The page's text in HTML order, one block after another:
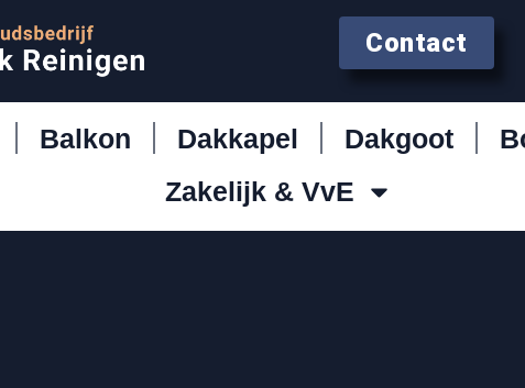
Contact
Balkon Dakkapel Dakgoot
Zakelijk & VvE